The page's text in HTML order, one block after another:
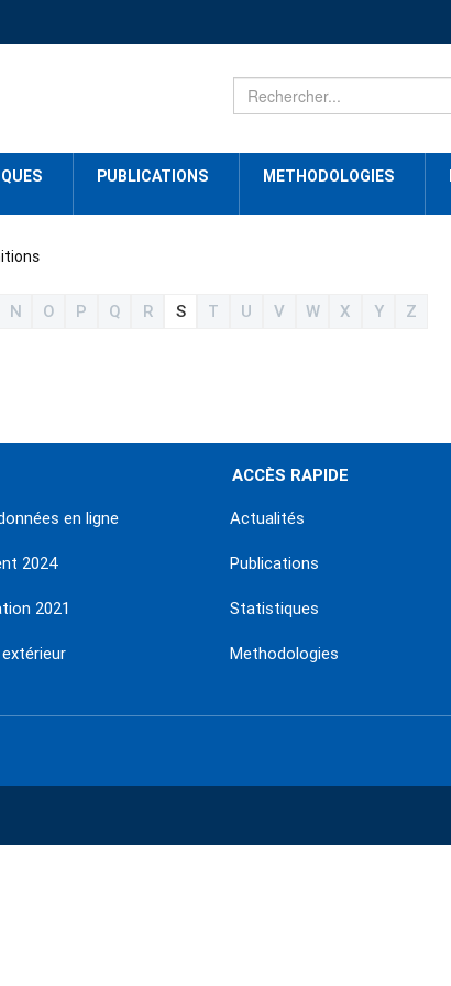
PUBLICATIONS METHODOLOGIES
N O P Q R S T U V W X Y Z
en ligne
2024
2021
ACCÈS RAPIDE
Actualités
Publications
Statistiques
Methodologies